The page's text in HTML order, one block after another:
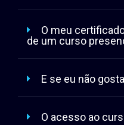
MBA?
O meu
de um curso
E se eu não